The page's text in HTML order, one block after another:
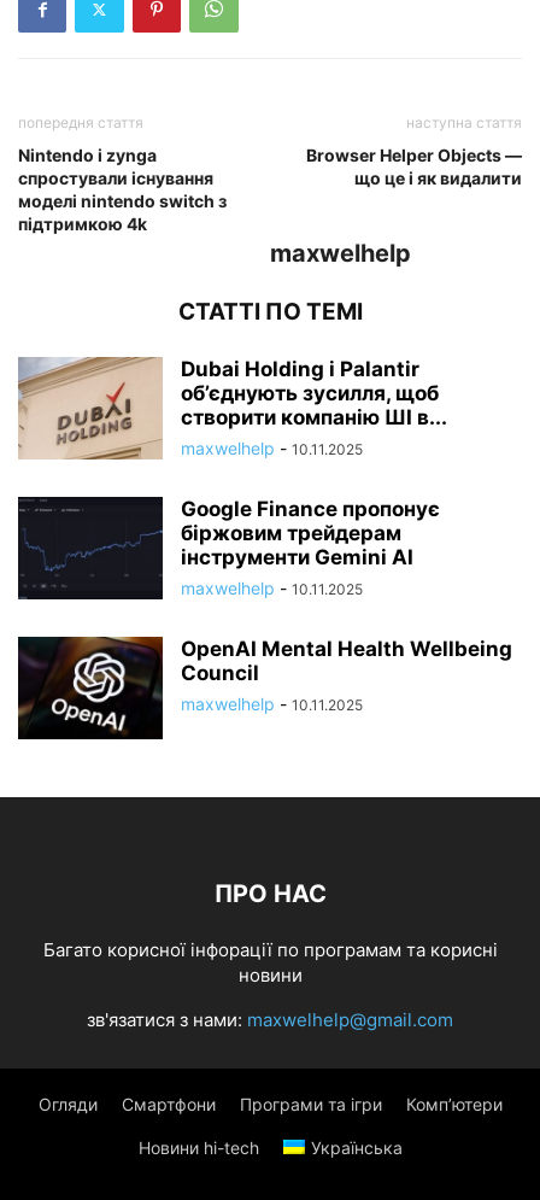
попередня стаття
Nintendo і zynga
спростували існування
моделі nintendo switch з
підтримкою 4k
наступна стаття
Browser Helper Objects —
що це і як видалити
maxwelhelp
СТАТТІ ПО ТЕМІ
Dubai Holding і Palantir
об’єднують зусилля, щоб
створити компанію ШІ в...
maxwelhelp - 10.11.2025
Google Finance пропонує
біржовим трейдерам
інструменти Gemini AI
maxwelhelp - 10.11.2025
OpenAI Mental Health Wellbeing
Council
maxwelhelp - 10.11.2025
ПРО НАС
Багато корисної інфорації по програмам та корисні
новини
зв'язатися з нами: maxwelhelp@gmail.com
Огляди Смартфони Програми та ігри Комп’ютери
Новини hi-tech Українська